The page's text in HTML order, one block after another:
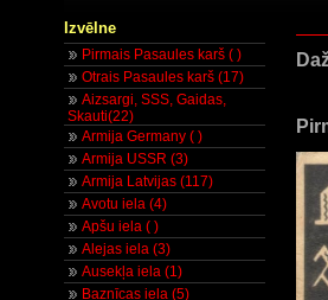
Izvēlne
Pirmais Pasaules karš ( )
Otrais Pasaules karš (17)
Aizsargi, SSS, Gaidas,
Skauti(22)
Armija Germany ( )
Armija USSR (3)
Armija Latvijas (117)
Avotu iela (4)
Apšu iela ( )
Alejas iela (3)
Ausekļa iela (1)
Baznīcas iela (5)